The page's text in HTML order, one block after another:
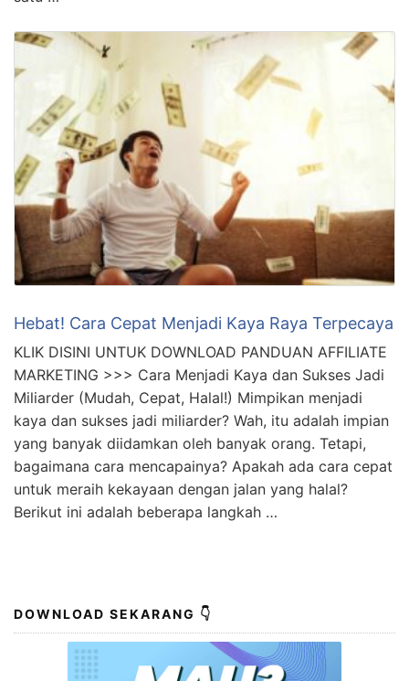
Hebat! Cara Cepat Menjadi Kaya Raya Terpecaya
KLIK DISINI UNTUK DOWNLOAD PANDUAN AFFILIATE
MARKETING >>> Cara Menjadi Kaya dan Sukses Jadi
Miliarder (Mudah, Cepat, Halal!) Mimpikan menjadi
kaya dan sukses jadi miliarder? Wah, itu adalah impian
yang banyak diidamkan oleh banyak orang. Tetapi,
bagaimana cara mencapainya? Apakah ada cara cepat
untuk meraih kekayaan dengan jalan yang halal?
Berikut ini adalah beberapa langkah …
DOWNLOAD SEKARANG 👇